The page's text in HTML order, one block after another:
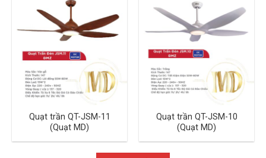
Quạt trần QT-JSM-11
(Quạt MD)
Quạt trần QT-JSM-10
(Quạt MD)